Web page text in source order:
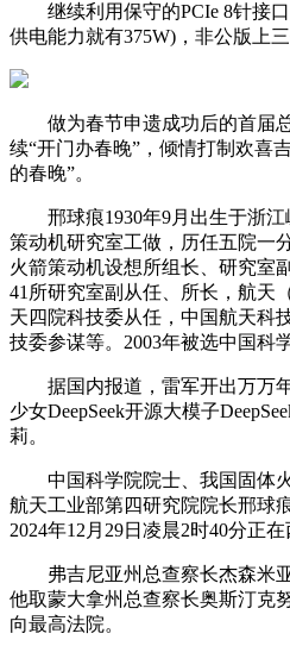
继续利用保守的PCIe 8针接口
供电能力就有375W)，非公版上三
做为春节申遗成功后的首届总
续“开门办春晚”，倾情打制欢喜
的春晚”。
邢球痕1930年9月出生于浙江
策动机研究室工做，历任五院一
火箭策动机设想所组长、研究室
41所研究室副从任、所长，航天
天四院科技委从任，中国航天科
技委参谋等。2003年被选中国科
据国内报道，雷军开出万万
少女DeepSeek开源大模子
莉。
中国科学院院士、我国固体
航天工业部第四研究院院长邢球
2024年12月29日凌晨2时40分正
弗吉尼亚州总查察长杰森米亚
他取蒙大拿州总查察长奥斯汀克
向最高法院。